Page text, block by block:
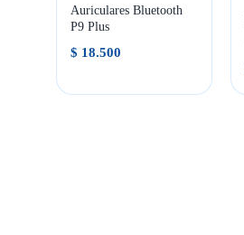
Auriculares Bluetooth
P9 Plus
$ 18.500